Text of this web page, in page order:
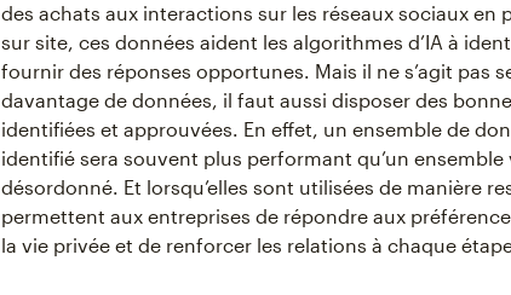
des achats aux interactions sur les réseaux sociaux en
sur site, ces données aident les algorithmes d’IA à
fournir des réponses opportunes. Mais il ne s’agit pas
davantage de données, il faut aussi disposer des
identifiées et approuvées. En effet, un ensemble de
identifié sera souvent plus performant qu’un
désordonné. Et lorsqu’elles sont utilisées de manière
permettent aux entreprises de répondre aux
la vie privée et de renforcer les relations à chaque